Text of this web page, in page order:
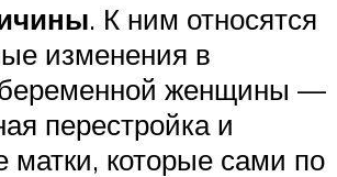
. К ним относятся
изменения в
беременной женщины —
перестройка и
матки, которые сами по